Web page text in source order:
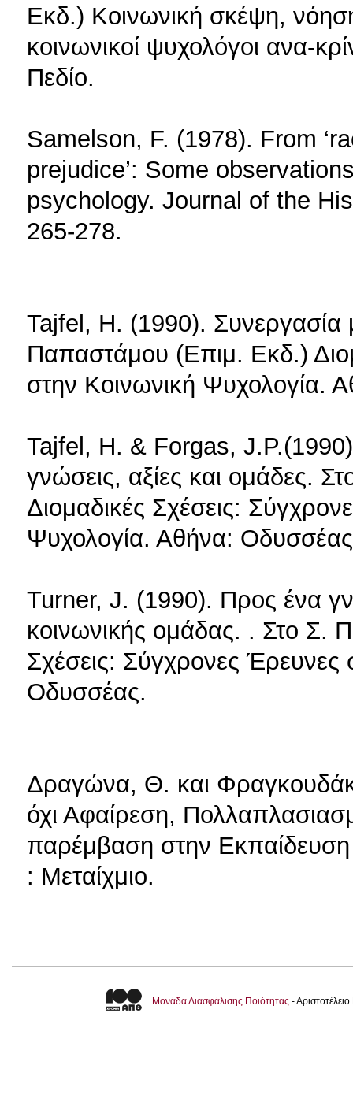
Εκδ.) Κοινωνική σκέψη,
κοινωνικοί ψυχολόγοι ανα-
Πεδίο.
Samelson, F. (1978). From
prejudice’: Some
psychology. Journal of the
265-278.
Tajfel, H. (1990).
Παπαστάμου (Επιμ. Εκδ.)
στην Κοινωνική Ψυχολογία.
Tajfel, H. & Forgas,
γνώσεις, αξίες και ομάδες.
Διομαδικές Σχέσεις:
Ψυχολογία. Αθήνα:
Turner, J. (1990). Προς ένα
κοινωνικής ομάδας. . Στο Σ.
Σχέσεις: Σύγχρονες
Οδυσσέας.
Δραγώνα, Θ. και
όχι Αφαίρεση,
παρέμβαση στην Εκπαίδευση
: Μεταίχμιο.
Μονάδα Διασφάλισης Ποιότητας -